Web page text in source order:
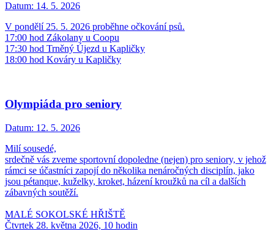
Datum: 14. 5. 2026
V pondělí 25. 5. 2026 proběhne očkování psů.
17:00 hod Zákolany u Coopu
17:30 hod Trněný Újezd u Kapličky
18:00 hod Kováry u Kapličky
Olympiáda pro seniory
Datum: 12. 5. 2026
Milí sousedé,
srdečně vás zveme sportovní dopoledne (nejen) pro seniory, v jehož
rámci se účastníci zapojí do několika nenáročných disciplín, jako
jsou pétanque, kuželky, kroket, házení kroužků na cíl a dalších
zábavných soutěží.
MALÉ SOKOLSKÉ HŘIŠTĚ
Čtvrtek 28. května 2026, 10 hodin